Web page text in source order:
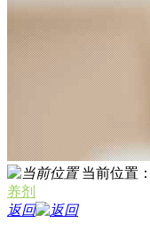
当前位置：
养剂
返回